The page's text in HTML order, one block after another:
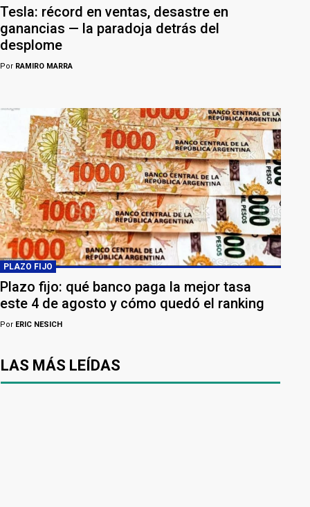
Tesla: récord en ventas, desastre en
ganancias — la paradoja detrás del
desplome
Por RAMIRO MARRA
PLAZO FIJO
Plazo fijo: qué banco paga la mejor tasa
este 4 de agosto y cómo quedó el ranking
Por ERIC NESICH
LAS MÁS LEÍDAS